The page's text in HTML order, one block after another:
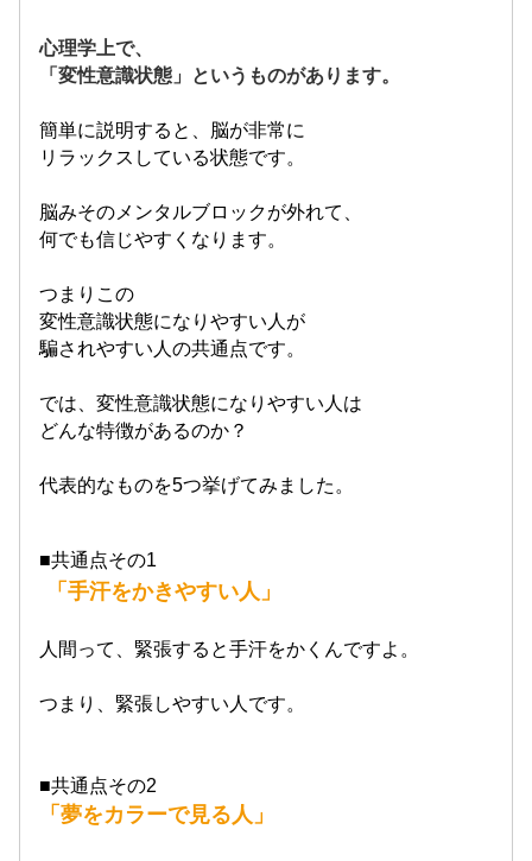
心理学上で、
「変性意識状態」というものがあります。
簡単に説明すると、脳が非常に
リラックスしている状態です。
脳みそのメンタルブロックが外れて、
何でも信じやすくなります。
つまりこの
変性意識状態になりやすい人が
騙されやすい人の共通点です。
では、変性意識状態になりやすい人は
どんな特徴があるのか？
代表的なものを5つ挙げてみました。
■共通点その1
「手汗をかきやすい人」
人間って、緊張すると手汗をかくんですよ。
つまり、緊張しやすい人です。
■共通点その2
「夢をカラーで見る人」